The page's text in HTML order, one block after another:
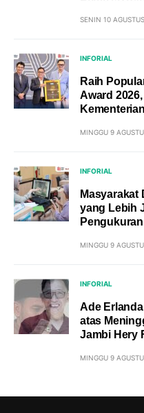
SENIN 10
INFORIAL
Raih
Award
MINGGU 9
INFORIAL
Masyarakat
yang Lebih
Pengukuran
MINGGU 9
INFORIAL
Ade
atas
Jambi Hery
MINGGU 9